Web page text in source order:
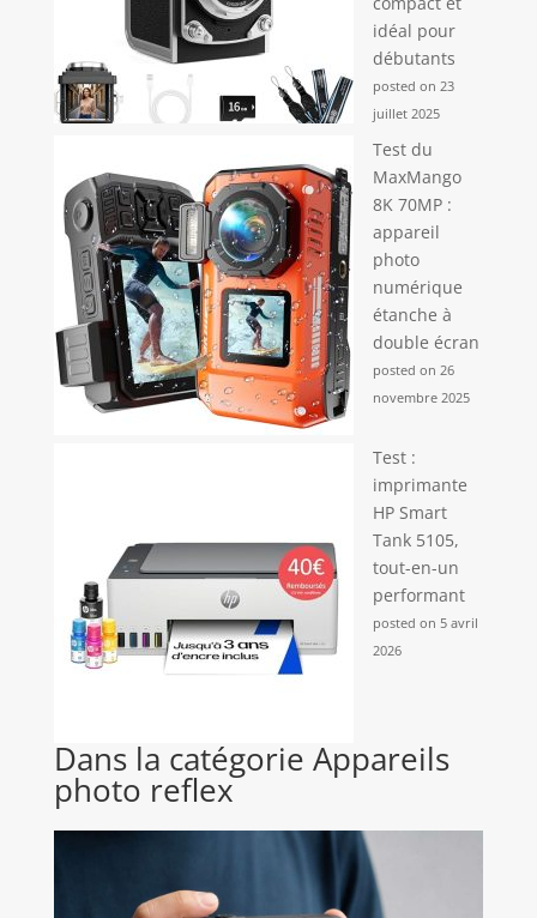
idéal pour
débutants
posted on 23
juillet 2025
Test du
MaxMango
8K 70MP :
appareil
photo
numérique
étanche à
double écran
posted on 26
novembre 2025
Test :
imprimante
HP Smart
Tank 5105,
tout-en-un
performant
posted on 5 avril
2026
Dans la catégorie Appareils
photo reflex